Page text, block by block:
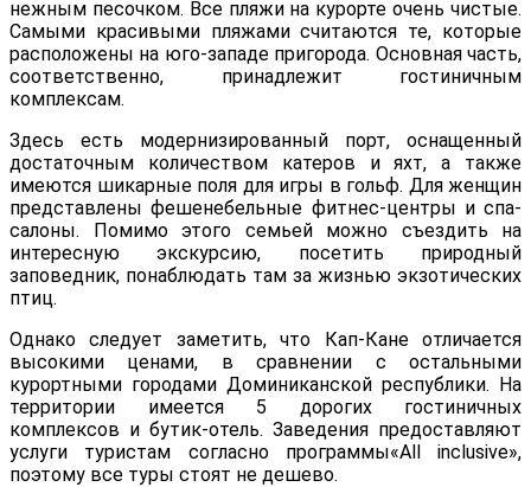
нежным песочком. Все пляжи на курорте очень чистые.
Самыми красивыми пляжами считаются те, которые
расположены на юго-западе пригорода. Основная часть,
соответственно, принадлежит гостиничным
комплексам.
Здесь есть модернизированный порт, оснащенный
достаточным количеством катеров и яхт, а также
имеются шикарные поля для игры в гольф. Для женщин
представлены фешенебельные фитнес-центры и спа-
салоны. Помимо этого семьей можно съездить на
интересную экскурсию, посетить природный
заповедник, понаблюдать там за жизнью экзотических
птиц.
Однако следует заметить, что Кап-Кане отличается
высокими ценами, в сравнении с остальными
курортными городами Доминиканской республики. На
территории имеется 5 дорогих гостиничных
комплексов и бутик-отель. Заведения предоставляют
услуги туристам согласно программы«All inclusive»,
поэтому все туры стоят не дешево.